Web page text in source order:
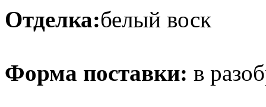
Отделка:белый воск
Форма поставки: в